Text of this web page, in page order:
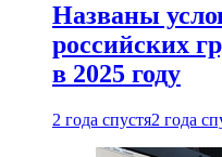
Названы
российских
в 2025 году
2 года спустя2 года